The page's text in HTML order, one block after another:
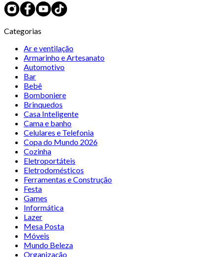
Categorias
Ar e ventilação
Armarinho e Artesanato
Automotivo
Bar
Bebê
Bomboniere
Brinquedos
Casa Inteligente
Cama e banho
Celulares e Telefonia
Copa do Mundo 2026
Cozinha
Eletroportáteis
Eletrodomésticos
Ferramentas e Construção
Festa
Games
Informática
Lazer
Mesa Posta
Móveis
Mundo Beleza
Organização